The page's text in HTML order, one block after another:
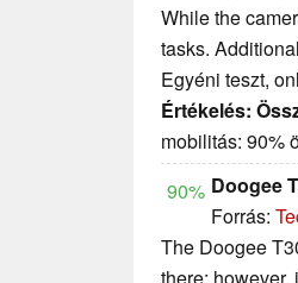
While the
tasks.
Egyéni teszt,
Értékelés:
mobilitás: 90%
90% Doogee
Forrás:
The Doogee